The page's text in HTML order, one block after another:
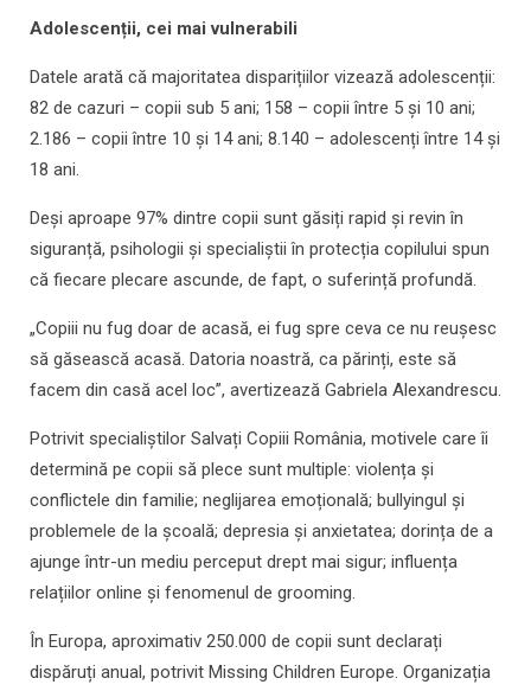
Adolescenții, cei mai vulnerabili
Datele arată că majoritatea disparițiilor vizează adolescenții:
82 de cazuri – copii sub 5 ani; 158 – copii între 5 și 10 ani;
2.186 – copii între 10 și 14 ani; 8.140 – adolescenți între 14 și
18 ani.
Deși aproape 97% dintre copii sunt găsiți rapid și revin în
siguranță, psihologii și specialiștii în protecția copilului spun
că fiecare plecare ascunde, de fapt, o suferință profundă.
„Copiii nu fug doar de acasă, ei fug spre ceva ce nu reușesc
să găsească acasă. Datoria noastră, ca părinți, este să
facem din casă acel loc”, avertizează Gabriela Alexandrescu.
Potrivit specialiștilor Salvați Copiii România, motivele care îi
determină pe copii să plece sunt multiple: violența și
conflictele din familie; neglijarea emoțională; bullyingul și
problemele de la școală; depresia și anxietatea; dorința de a
ajunge într-un mediu perceput drept mai sigur; influența
relațiilor online și fenomenul de grooming.
În Europa, aproximativ 250.000 de copii sunt declarați
dispăruți anual, potrivit Missing Children Europe. Organizația